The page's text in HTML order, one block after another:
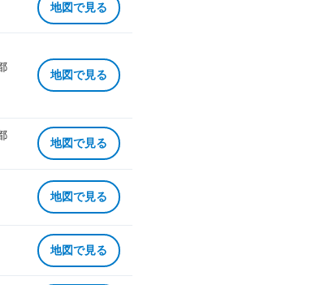
地図で見る
地図で見る
地図で見る
地図で見る
地図で見る